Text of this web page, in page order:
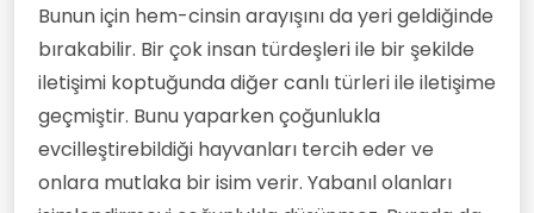
Bunun için hem-cinsin arayışını da yeri geldiğinde
bırakabilir. Bir çok insan türdeşleri ile bir şekilde
iletişimi koptuğunda diğer canlı türleri ile iletişime
geçmiştir. Bunu yaparken çoğunlukla
evcilleştirebildiği hayvanları tercih eder ve
onlara mutlaka bir isim verir. Yabanıl olanları